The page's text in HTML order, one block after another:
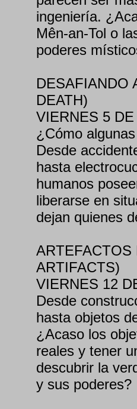
ingeniería.
Mên-an-Tol o
poderes
DESAFIANDO
DEATH)
VIERNES 5
¿Cómo
Desde
hasta
humanos
liberarse en
dejan quienes
ARTIFACTS)
VIERNES 12
Desde
hasta objetos
¿Acaso los
reales y tener
descubrir la
y sus poderes?